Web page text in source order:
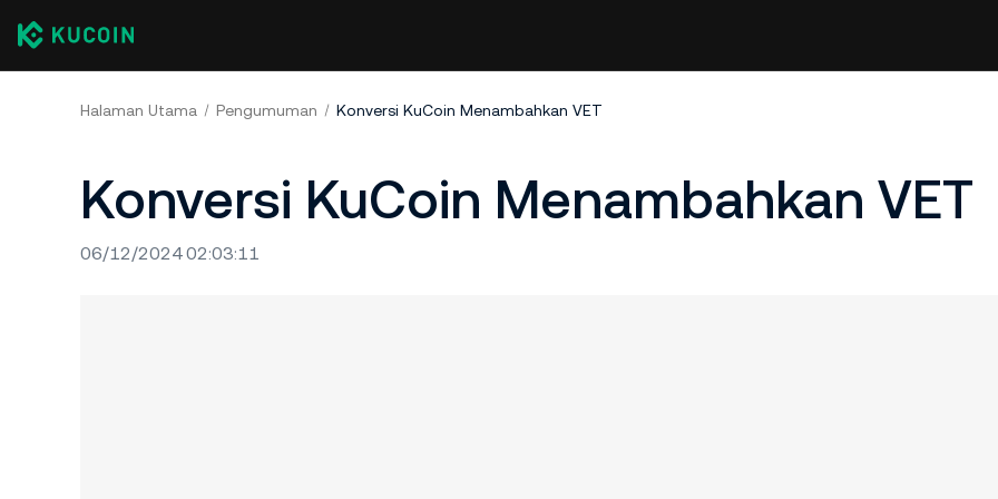
Halaman Utama Pengumuman Konversi KuCoin Menambahkan VET
Konversi KuCoin Menambahkan VET
06/12/2024 02:03:11